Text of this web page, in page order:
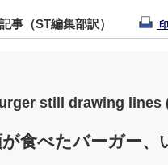
事（ST編集部訳）
still drawing lines
が食べたバーガー、